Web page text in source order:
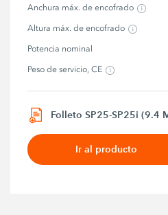
Anchura máx. de encofrado
Altura máx. de encofrado
Potencia nominal
Peso de servicio, CE
Folleto SP25-SP25i (9.4
Ir al producto